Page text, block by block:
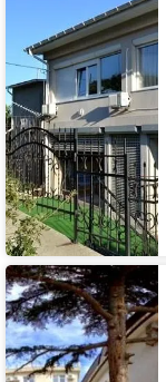
Отель
Кедр-
Запад